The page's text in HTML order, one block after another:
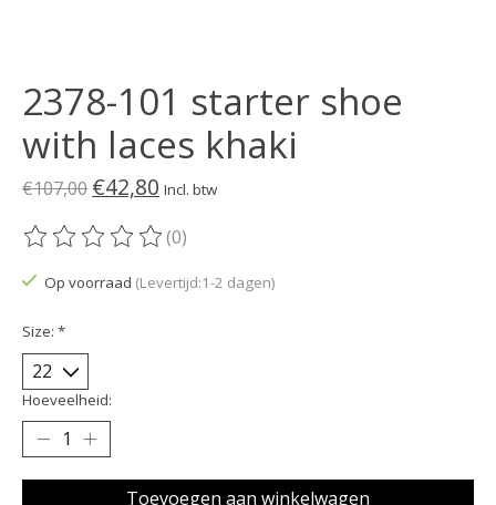
2378-101 starter shoe
with laces khaki
€107,00 €42,80 Incl. btw
De beoordeling van dit product is
(0)
Op voorraad (Levertijd:1-2 dagen)
Size: *
Hoeveelheid:
Toevoegen aan winkelwagen